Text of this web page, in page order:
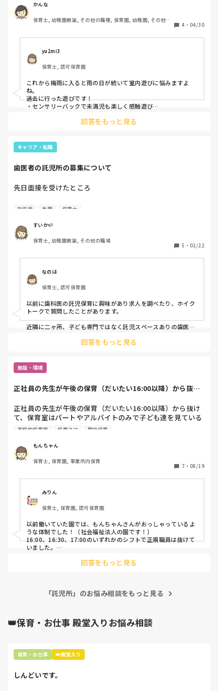
かんな
保育士, 幼稚園教諭, その他の職種, 保育園, 幼稚園, その他の
4 ・ 04/30
yu2mi3
保育士, 認可保育園
これから梅雨に入ると雨の日が続いて室内遊びに悩みますよ
ね。
過去に行った遊びです！
・センサリーバックで未満児も楽しく感触遊び
ばすのも楽しかったですよ♪
雨の日も子どもたちのたくさんの笑顔が見られますように⭐︎
回答をもっと見る
キャリア・転職
歯医者の託児所の募集について
先日面接を受けたところ
歯医者の託児業務を行う保育士の募集でした。
内容としては
・キッズスペースでの保育業務（インカムで多少の状況判断
あり）
・事務作業（カルテの整理、電子化の手伝い）
・掃除、洗濯
となっていました。
・月給が25万（基本給16.残りが諸手当、資格手当、特別手
当）に別途通勤手当が上限ありの額で出ます。
・土日祝休み
と最高の条件だったので、話を聞きにいくとまさかの半年の
尚且つ、業務内容として不安かなと感じたのは、
自分だけになり、週1.2でパートの保育士さん一人がいてく
メインの方は休職をとるための募集という事でした。（育児
休暇とは言ってなかった。その後の復帰も未定）
・OJTでの研修になるものの、先輩にあたる保育士がそのパ
・今回、引っ越しを兼ねての転職となってしまうので、物件
が契約社員だと借りられない可能性があるのと、半年で更新
が切れた場合、有給取得前なので、在職中の転職活動が限ら
い上に頻繁に外から見える。
・歯科助手兼受付や衛生士の人も7.8人いる職場なのに、保
育業務の他に兼任する仕事が多い？
・子ども専門の歯科でない為、老若男女問わず来院する
また、今後、休職中の方がそのまま退職する場合は、正社員
への登用の可能性もあるらしいが、今までパートの条件でし
たか雇った事がない為、可能性はあるが休職中の人に左右す
る。+雇用条件が変わるとの事。
・長く働ける
の可能性あり）
・完全週休3日になる代わりに1日の業務の時間が10時間
・月給が22万に下がる
託児所 転職 保育士
すいか🍉
保育士, 幼稚園教諭, その他の職場
5 ・ 02/22
なのは
保育士, 認可保育園
以前に歯科医の託児保育に興味があり求人を調べたり、ホイク
トークで質問したことがあります。
近隣に二ヶ所、子ども専門ではなく託児スペースありの歯医者
ークにて、託児保育業務よりも歯科助手のような業務や歯科の
拝見した状況や条件ですと、引っ越しによる転職と歯科という
未知の形態での保育、半年の契約雇用であるという不安定さな
保育士のサポートを受けながら引っ越し先の地域の保育をリサ
ーチしてもらったり慎重に進めても、転職後にギャップを感じ
たり、慣れない新生活で疲れやすくなりました。
土日祝安定して休めたり、勤務が18時より遅くないことなどは
回答をもっと見る
施設・環境
正社員の先生が午後の保育（だいたい16:00以降）から抜け
正社員の先生が午後の保育（だいたい16:00以降）から抜け
て、保育室はパートやアルバイトのみで子ども達を見ている
ことが多いです。（正社員の方皆で事務所で書類をしていま
このような園、他にもありますでしょうか？
正社員の先生が1人もいないことに正直不安があります。全
で、それにも少し困っています。
企業主導型の園ということもあるかもしれませんが…
おかえりの会後の人員体制、教えて頂けると嬉しいです。
家庭的保育室 保育ママ 院内保育
もんちゃん
保育士, 保育園, 事業所内保育
7 ・ 08/19
みりん
保育士, 保育園, 認可保育園
以前働いていた園では、もんちゃんさんがおっしゃっているよ
うな体制でした！（社会福祉法人の園です！）
16:00、16:30、17:00のいずれかのシフトで正規職員は抜けて
いました。
り、連携もとれていたので問題は無かったです！
としては問題ないように思います。あとはお互いの信頼関係で
だれが進めるかという点に関してもコミュニケーションだと思
うので、不安な気持ちもとってもわかりますが、せっかくなら
回答になっているかわかりませんが…！
回答をもっと見る
「託児所」のお悩み相談をもっと見る
👑保育・お仕事 殿堂入りお悩み相談
保育・お仕事 👑殿堂入り
しんどいです。